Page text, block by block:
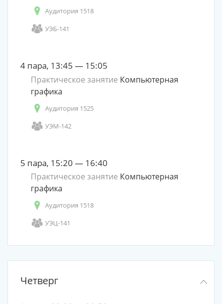
Аудитория 1518
УЭБ-141
4 пара, 13:45 — 15:05
Практическое занятие Компьютерная
графика
Аудитория 1525
УЭМ-142
5 пара, 15:20 — 16:40
Практическое занятие Компьютерная
графика
Аудитория 1518
УЭЦ-141
Четверг